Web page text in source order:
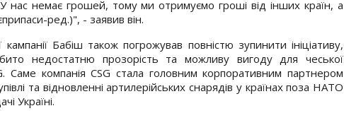
нас немає грошей, тому ми отримуємо гроші від інших країн, а
ред.)", - заявив він.
кампанії Бабіш також погрожував повністю зупинити ініціативу,
недостатню прозорість та можливу вигоду для чеської
Саме компанія CSG стала головним корпоративним партнером
та відновленні артилерійських снарядів у країнах поза НАТО
Україні.